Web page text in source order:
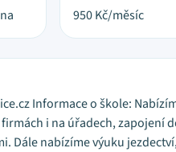
950Kč/měsíc
Informace o škole:
i na úřadech,
Dále nabízíme výuku